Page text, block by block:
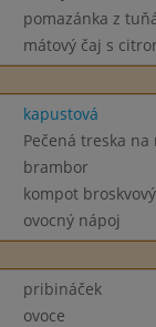
pomazánka z
mátový čaj s
kapustová
Pečená treska na
brambor
kompot broskvový
ovocný nápoj
pribináček
ovoce